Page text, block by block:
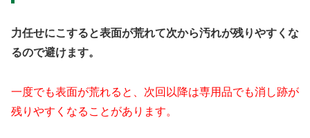
力任せにこすると表面が荒れて次から汚れが残りやすくな
るので避けます。
一度でも表面が荒れると、次回以降は専用品でも消し跡が
残りやすくなることがあります。